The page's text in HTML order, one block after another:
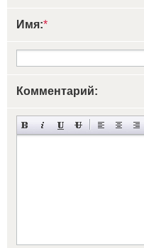
Имя:*
Комментарий: